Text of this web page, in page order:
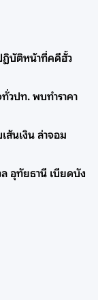
ฏิบัติหน้าที่คดีฮั้ว
วปท. พบทำราคา
นเงิน ล่าจอม
อุทัยธานี เบียดบัง